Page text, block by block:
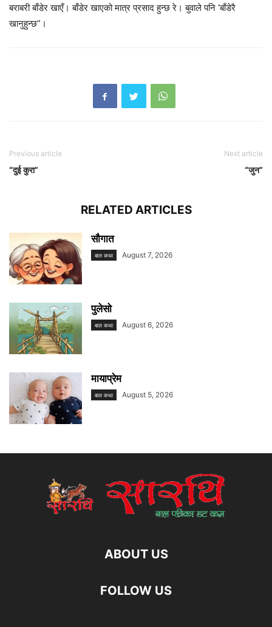
बराबरी बाँडेर खाएँ। बाँडेर खाएको मात्र प्रसाद हुन्छ रे। बुवाले पनि ‘बाँडेरै
खानुहुन्छ”।
Previous article
“दुई कुरा”
Next article
“जुन”
RELATED ARTICLES
सौगात
बाल कथा August 7, 2026
पुलेसो
बाल कथा August 6, 2026
मायाप्रेम
बाल कथा August 5, 2026
ABOUT US
FOLLOW US